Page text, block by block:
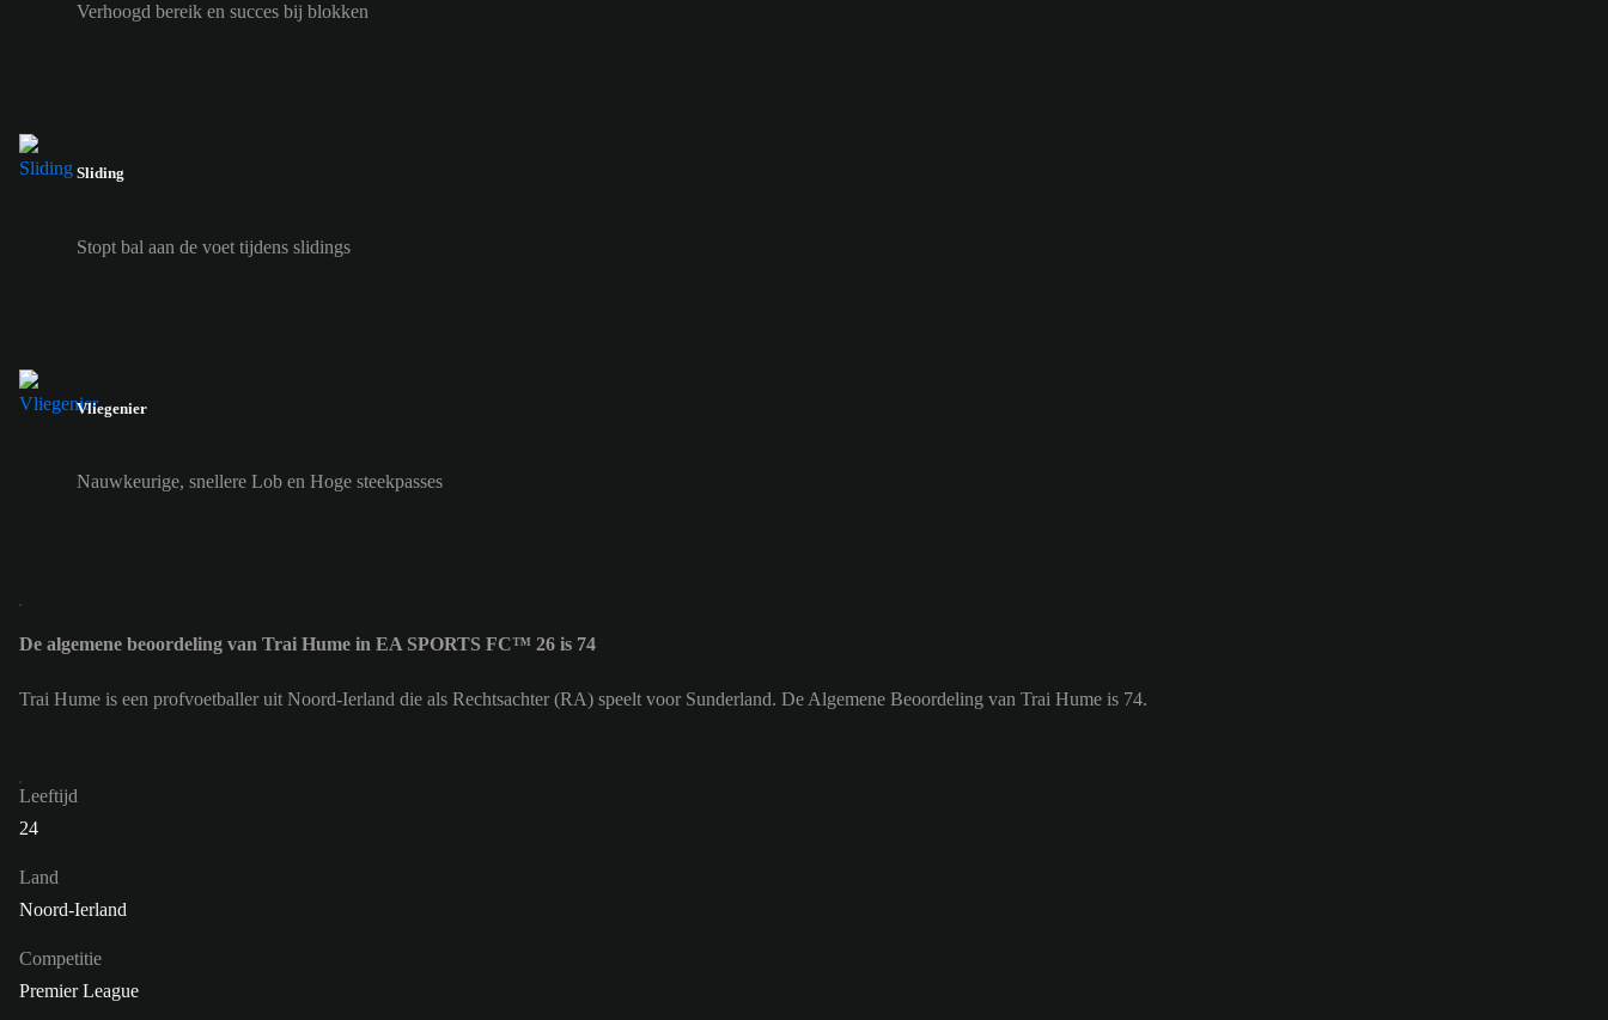
Verhoogd bereik en succes bij blokken
Sliding
Stopt bal aan de voet tijdens slidings
Vliegenier
Nauwkeurige, snellere Lob en Hoge steekpasses
De algemene beoordeling van Trai Hume in EA SPORTS FC™ 26 is 74
Trai Hume is een profvoetballer uit Noord-Ierland die als Rechtsachter (RA) speelt voor Sunderland. De Algemene Beoordeling van Trai Hume is 74.
Leeftijd
24
Land
Noord-Ierland
Competitie
Premier League